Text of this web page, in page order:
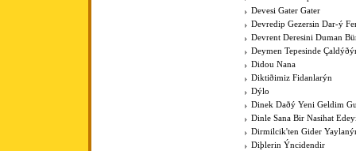
Devesi Gater Gater
Devredip Gezersin Dar-ý
Devrent Deresini Duman
Deymen Tepesinde
Didou Nana
Diktiðimiz Fidanlarýn
Dýlo
Dinek Daðý Yeni Geldim
Dinle Sana Bir Nasihat
Dirmilcik'ten Gider
Diþlerin Ýncidendir